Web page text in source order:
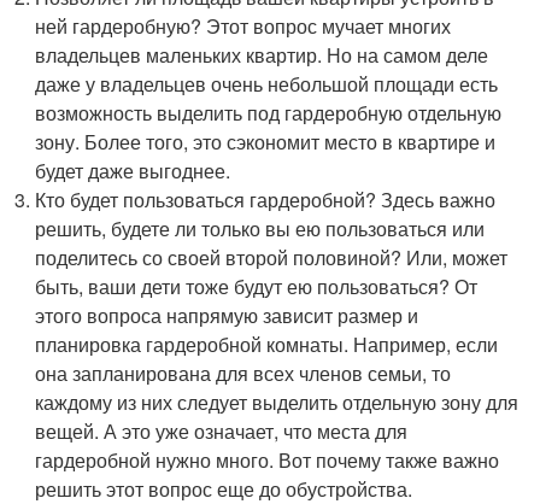
ней гардеробную? Этот вопрос мучает многих
владельцев маленьких квартир. Но на самом деле
даже у владельцев очень небольшой площади есть
возможность выделить под гардеробную отдельную
зону. Более того, это сэкономит место в квартире и
будет даже выгоднее.
Кто будет пользоваться гардеробной? Здесь важно
решить, будете ли только вы ею пользоваться или
поделитесь со своей второй половиной? Или, может
быть, ваши дети тоже будут ею пользоваться? От
этого вопроса напрямую зависит размер и
планировка гардеробной комнаты. Например, если
она запланирована для всех членов семьи, то
каждому из них следует выделить отдельную зону для
вещей. А это уже означает, что места для
гардеробной нужно много. Вот почему также важно
решить этот вопрос еще до обустройства.